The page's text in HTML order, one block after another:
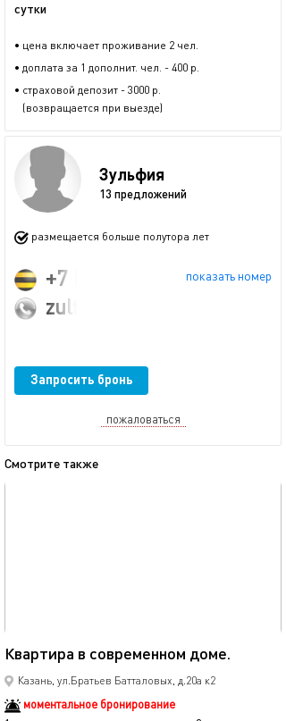
сутки
• цена включает проживание 2 чел.
• доплата за 1 дополнит. чел. - 400 р.
• страховой депозит - 3000 р.
(возвращается при выезде)
Зульфия
13 предложений
размещается больше полутора лет
показать номер
+7 (927) 414-44-50
zulfijab76@gmail.com
Запросить бронь
пожаловаться
Смотрите также
Квартира в современном доме.
Казань, ул.Братьев Батталовых, д.20а к2
моментальное бронирование